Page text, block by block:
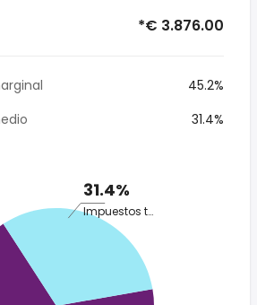
*€ 3.876.00
45.2%
31.4%
31.4%
Impuestos totales